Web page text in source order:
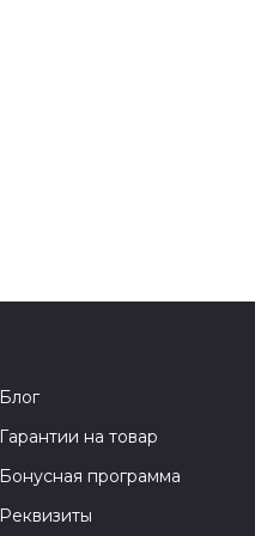
Блог
Гарантии на товар
Бонусная программа
Реквизиты